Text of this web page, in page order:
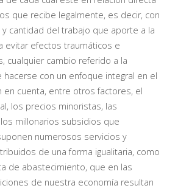
que recibe legalmente, es decir, con
y cantidad del trabajo que aporte a la
evitar efectos traumáticos e
cualquier cambio referido a la
con un enfoque integral en el
en cuenta, entre otros factores, el
los precios minoristas, las
millonarios subsidios que
numerosos servicios y
de una forma igualitaria, como
de abastecimiento, que en las
de nuestra economía resultan